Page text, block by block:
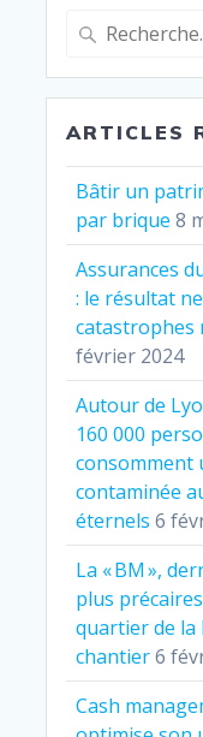
Recherche
:
ARTICLES
Bâtir un
par brique 8
Assurances
: le résultat
catastrophes
février 2024
Autour de
160 000
consomment
contaminée
éternels 6
La « BM »,
plus
quartier de la
chantier6
Cash